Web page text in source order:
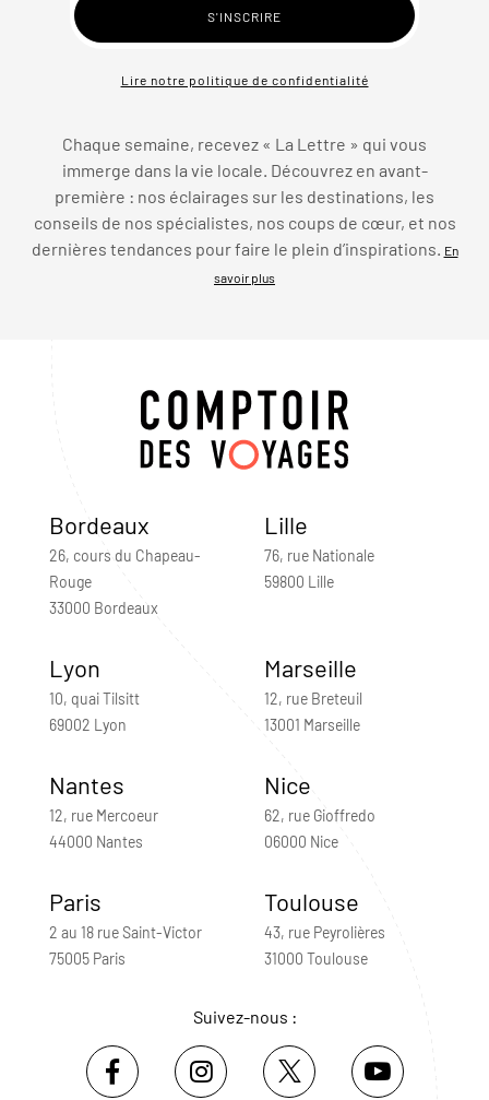
Lire notre politique de confidentialité
Chaque semaine, recevez « La Lettre » qui vous
immerge dans la vie locale. Découvrez en avant-
première : nos éclairages sur les destinations, les
conseils de nos spécialistes, nos coups de cœur, et nos
dernières tendances pour faire le plein d’inspirations.
En
savoir plus
Bordeaux
26, cours du Chapeau-
Rouge
33000 Bordeaux
Lille
76, rue Nationale
59800 Lille
Lyon
10, quai Tilsitt
69002 Lyon
Marseille
12, rue Breteuil
13001 Marseille
Nantes
12, rue Mercoeur
44000 Nantes
Nice
62, rue Gioffredo
06000 Nice
Paris
2 au 18 rue Saint-Victor
75005 Paris
Toulouse
43, rue Peyrolières
31000 Toulouse
Suivez-nous :